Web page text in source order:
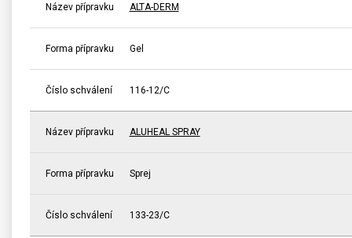
Název přípravku ALTA-DERM
Forma přípravku Gel
Číslo schválení 116-12/C
Název přípravku ALUHEAL SPRAY
Forma přípravku Sprej
Číslo schválení 133-23/C